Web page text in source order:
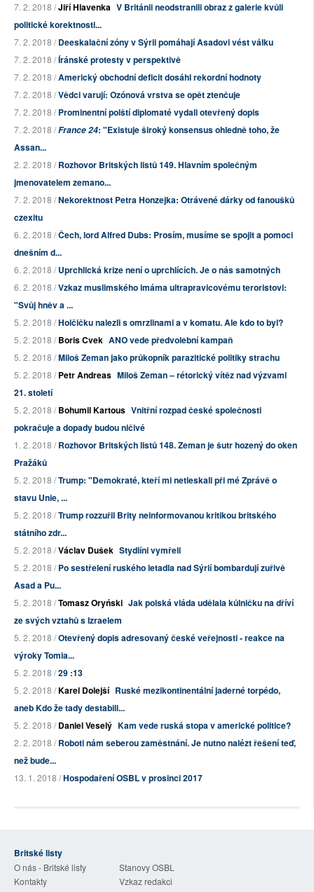
7. 2. 2018 /Jiří Hlavenka V Británii neodstranili obraz z galerie kvůli
politické korektnosti...
7. 2. 2018 /Deeskalační zóny v Sýrii pomáhají Asadovi vést válku
7. 2. 2018 /Íránské protesty v perspektivě
7. 2. 2018 /Americký obchodní deficit dosáhl rekordní hodnoty
7. 2. 2018 /Vědci varují: Ozónová vrstva se opět ztenčuje
7. 2. 2018 /Prominentní polští diplomaté vydali otevřený dopis
7. 2. 2018 /France 24: "Existuje široký konsensus ohledně toho, že
Assan...
2. 2. 2018 /Rozhovor Britských listů 149. Hlavním společným
jmenovatelem zemano...
7. 2. 2018 /Nekorektnost Petra Honzejka: Otrávené dárky od fanoušků
czexitu
6. 2. 2018 /Čech, lord Alfred Dubs: Prosím, musíme se spojit a pomoci
dnešním d...
6. 2. 2018 /Uprchlická krize není o uprchlících. Je o nás samotných
6. 2. 2018 /Vzkaz muslimského imáma ultrapravicovému teroristovi:
"Svůj hněv a ...
5. 2. 2018 /Holčičku nalezli s omrzlinami a v komatu. Ale kdo to byl?
5. 2. 2018 /Boris Cvek ANO vede předvolební kampaň
5. 2. 2018 /Miloš Zeman jako průkopník parazitické politiky strachu
5. 2. 2018 /Petr Andreas Miloš Zeman – rétorický vítěz nad výzvami
21. století
5. 2. 2018 /Bohumil Kartous Vnitřní rozpad české společnosti
pokračuje a dopady budou ničivé
1. 2. 2018 /Rozhovor Britských listů 148. Zeman je šutr hozený do oken
Pražáků
5. 2. 2018 /Trump: "Demokraté, kteří mi netleskali při mé Zprávě o
stavu Unie, ...
5. 2. 2018 /Trump rozzuřil Brity neinformovanou kritikou britského
státního zdr...
5. 2. 2018 /Václav Dušek Stydlíni vymřeli
5. 2. 2018 /Po sestřelení ruského letadla nad Sýrií bombardují zuřivě
Asad a Pu...
5. 2. 2018 /Tomasz Oryński Jak polská vláda udělala kůlničku na dříví
ze svých vztahů s Izraelem
5. 2. 2018 /Otevřený dopis adresovaný české veřejnosti - reakce na
výroky Tomia...
5. 2. 2018 /29 :13
5. 2. 2018 /Karel Dolejší Ruské mezikontinentální jaderné torpédo,
aneb Kdo že tady destabili...
5. 2. 2018 /Daniel Veselý Kam vede ruská stopa v americké politice?
2. 2. 2018 /Roboti nám seberou zaměstnání. Je nutno nalézt řešení teď,
než bude...
13. 1. 2018 /Hospodaření OSBL v prosinci 2017
Britské listy
O nás - Britské listy
Stanovy OSBL
Kontakty
Vzkaz redakci